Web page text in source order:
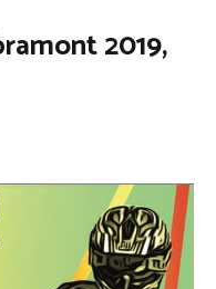
2019,